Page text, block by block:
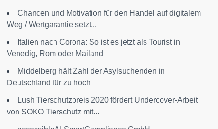
Chancen und Motivation für den Handel auf digitalem
Weg / Wertgarantie setzt...
Italien nach Corona: So ist es jetzt als Tourist in
Venedig, Rom oder Mailand
Middelberg hält Zahl der Asylsuchenden in
Deutschland für zu hoch
Lush Tierschutzpreis 2020 fördert Undercover-Arbeit
von SOKO Tierschutz mit...